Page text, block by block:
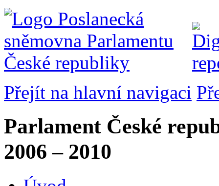
Přejít na hlavní navigaci
Parlament České
2006 – 2010